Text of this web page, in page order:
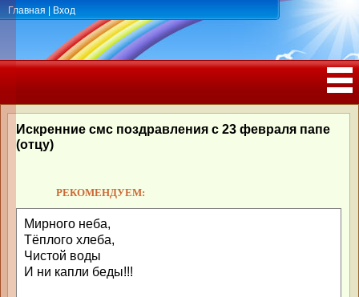
Главная Вход
РОЖДЕНИЯ, ЮБИЛЕЕМ
Искренние смс поздравления с 23 февраля папе
(отцу)
РЕКОМЕНДУЕМ:
Мирного неба,
Тёплого хлеба,
Чистой воды
И ни капли беды!!!